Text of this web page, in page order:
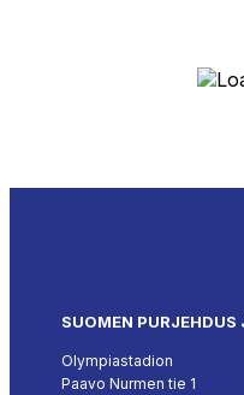
SUOMEN PURJEHDUS
Olympiastadion
Paavo Nurmen tie 1